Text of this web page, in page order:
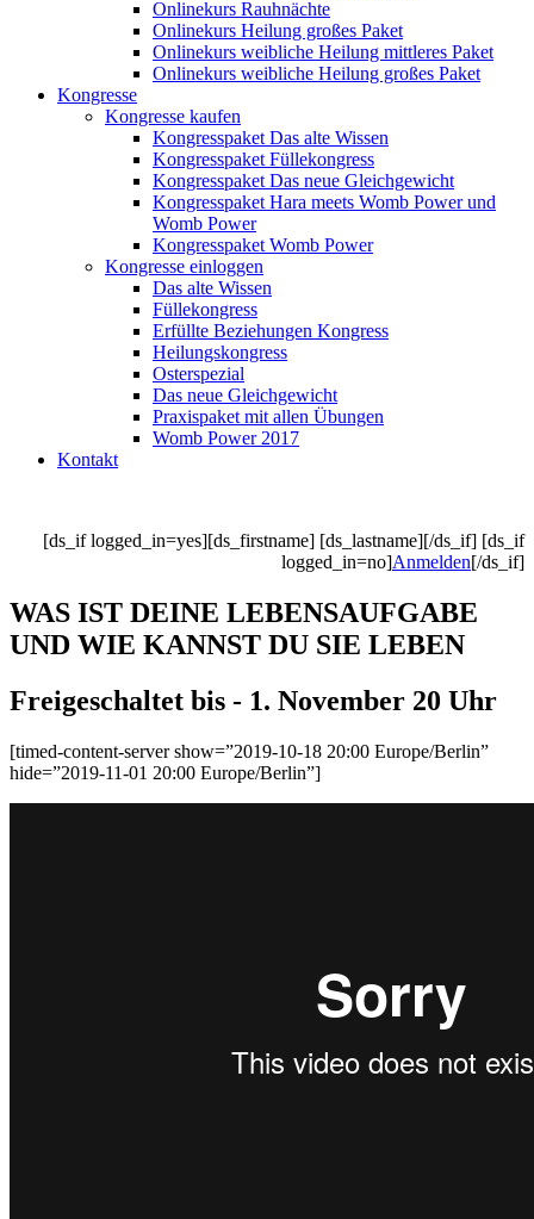
Onlinekurs Rauhnächte
Onlinekurs Heilung großes Paket
Onlinekurs weibliche Heilung mittleres Paket
Onlinekurs weibliche Heilung großes Paket
Kongresse
Kongresse kaufen
Kongresspaket Das alte Wissen
Kongresspaket Füllekongress
Kongresspaket Das neue Gleichgewicht
Kongresspaket Hara meets Womb Power und
Womb Power
Kongresspaket Womb Power
Kongresse einloggen
Das alte Wissen
Füllekongress
Erfüllte Beziehungen Kongress
Heilungskongress
Osterspezial
Das neue Gleichgewicht
Praxispaket mit allen Übungen
Womb Power 2017
Kontakt
[ds_if logged_in=yes][ds_firstname] [ds_lastname][/ds_if] [ds_if
logged_in=no]Anmelden[/ds_if]
WAS IST DEINE LEBENSAUFGABE
UND WIE KANNST DU SIE LEBEN
Freigeschaltet bis - 1. November 20 Uhr
[timed-content-server show=”2019-10-18 20:00 Europe/Berlin”
hide=”2019-11-01 20:00 Europe/Berlin”]